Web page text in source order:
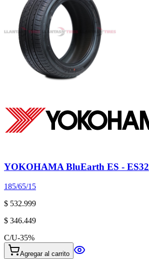
YOKOHAMA BluEarth ES - ES32
185/65/15
$ 532.999
$ 346.449
C/U-35%
Agregar al carrito